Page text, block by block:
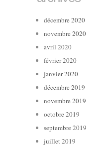
décembre 2020
novembre 2020
avril 2020
février 2020
janvier 2020
décembre 2019
novembre 2019
octobre 2019
septembre 2019
juillet 2019